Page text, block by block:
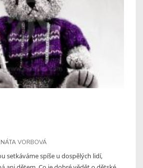
VORBOVÁ
setkáváme spíše u dospělých lidí,